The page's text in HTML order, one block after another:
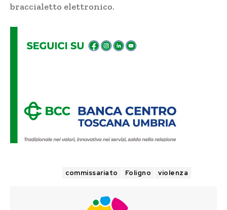
braccialetto elettronico.
commissariato Foligno violenza